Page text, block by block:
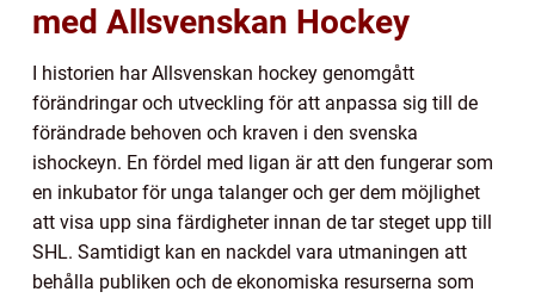
med Allsvenskan Hockey
I historien har Allsvenskan hockey genomgått
förändringar och utveckling för att anpassa sig till de
förändrade behoven och kraven i den svenska
ishockeyn. En fördel med ligan är att den fungerar som
en inkubator för unga talanger och ger dem möjlighet
att visa upp sina färdigheter innan de tar steget upp till
SHL. Samtidigt kan en nackdel vara utmaningen att
behålla publiken och de ekonomiska resurserna som